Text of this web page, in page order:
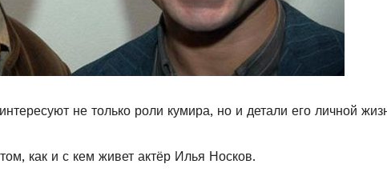
не только роли кумира, но и детали его личной
как и с кем живет актёр Илья Носков.